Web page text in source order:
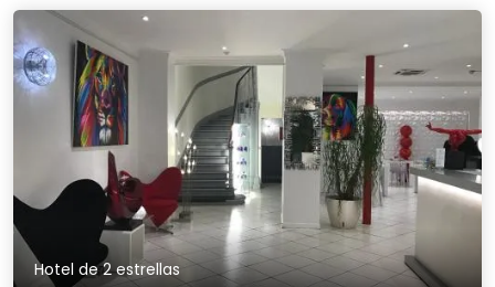
Hotel de 2 estrellas